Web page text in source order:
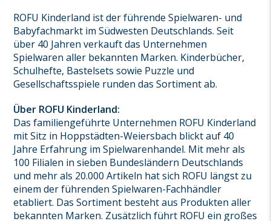
ROFU Kinderland ist der führende Spielwaren- und
Babyfachmarkt im Südwesten Deutschlands. Seit
über 40 Jahren verkauft das Unternehmen
Spielwaren aller bekannten Marken. Kinderbücher,
Schulhefte, Bastelsets sowie Puzzle und
Gesellschaftsspiele runden das Sortiment ab.
Über ROFU Kinderland:
Das familiengeführte Unternehmen ROFU Kinderland
mit Sitz in Hoppstädten-Weiersbach blickt auf 40
Jahre Erfahrung im Spielwarenhandel. Mit mehr als
100 Filialen in sieben Bundesländern Deutschlands
und mehr als 20.000 Artikeln hat sich ROFU längst zu
einem der führenden Spielwaren-Fachhändler
etabliert. Das Sortiment besteht aus Produkten aller
bekannten Marken. Zusätzlich führt ROFU ein großes